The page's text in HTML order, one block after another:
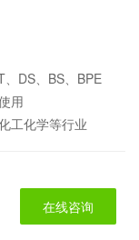
DS、BS、BPE
用
工化学等行业
在线咨询